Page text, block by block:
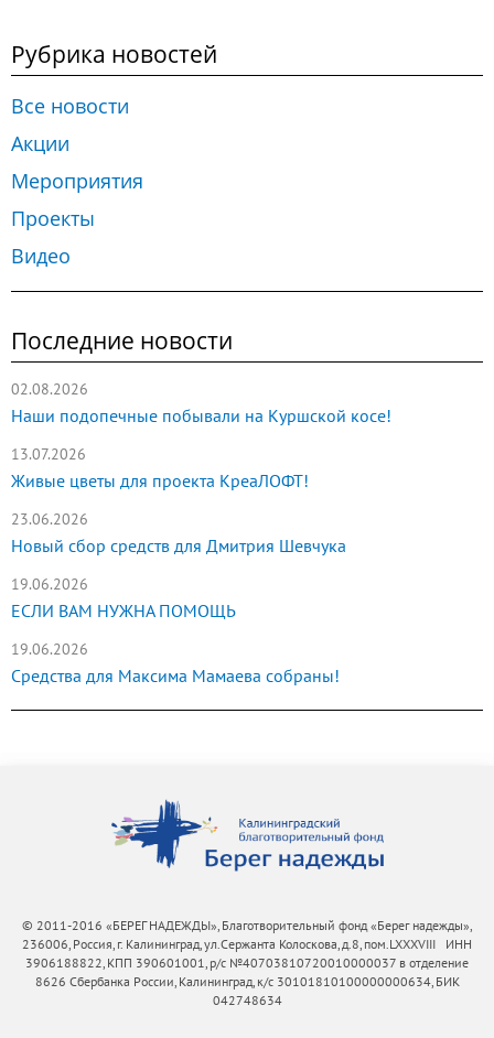
Рубрика новостей
Все новости
Акции
Мероприятия
Проекты
Видео
Последние новости
02.08.2026
Наши подопечные побывали на Куршской косе!
13.07.2026
Живые цветы для проекта КреаЛОФТ!
23.06.2026
Новый сбор средств для Дмитрия Шевчука
19.06.2026
ЕСЛИ ВАМ НУЖНА ПОМОЩЬ
19.06.2026
Средства для Максима Мамаева собраны!
© 2011-2016 «БЕРЕГ НАДЕЖДЫ», Благотворительный фонд «Берег надежды»,
236006, Россия, г. Калининград, ул.Сержанта Колоскова, д.8, пом.LXXXVIII ИНН
3906188822, КПП 390601001, р/с №40703810720010000037 в отделение
8626 Сбербанка России, Калининград, к/с 30101810100000000634, БИК
042748634